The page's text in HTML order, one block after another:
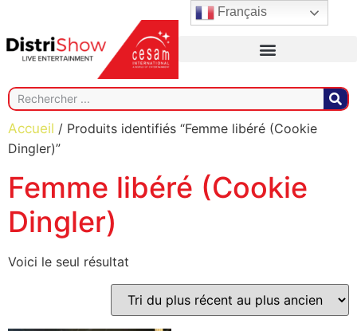
Accueil / Produits identifiés “Femme libéré (Cookie
Dingler)”
Femme libéré (Cookie
Dingler)
Voici le seul résultat
Français